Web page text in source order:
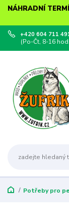
NÁHRADNÍ
+420 604 711
(Po-Čt, 8-16
Potřeby pro